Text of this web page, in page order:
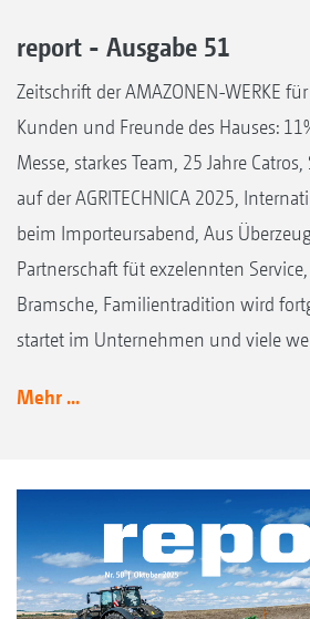
report - Ausgabe 51
Zeitschrift der AMAZONEN-WERKE
Kunden und Freunde des Hauses:
Messe, starkes Team, 25 Jahre
auf der AGRITECHNICA 2025,
beim Importeursabend, Aus
Partnerschaft füt exzelennten
Bramsche, Familientradition wird
startet im Unternehmen und viele
Mehr ...